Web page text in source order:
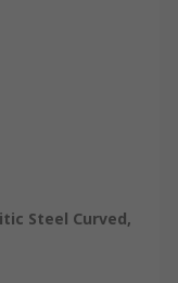
Steel Curved,